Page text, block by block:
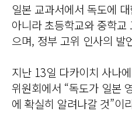
일본 교과서에서 독도에
아니라 초등학교와 중학
으며, 정부 고위 인사의 발
지난 13일 다카이치 사나
위원회에서 “독도가 일본
에 확실히 알려나갈 것”이